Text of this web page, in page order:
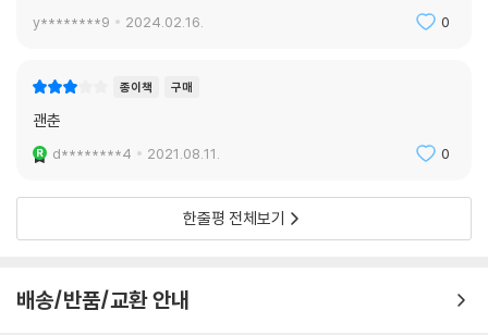
y********9 2024.02.16. 0
종이책 구매
괜춘
d********4 2021.08.11. 0
한줄평 전체보기
배송/반품/교환 안내